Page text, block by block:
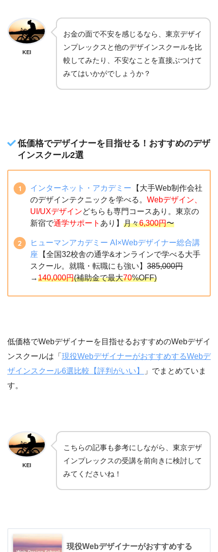
KEI
お金の面で不安を感じるなら、東京デザイ
ンプレックスと他のデザインスクールを比
較してみたり、不安なことを直接ぶつけて
みてはいかがでしょうか？
低価格でデザイナーを目指せる！おすすめのデザ
インスクール2選
インターネット・アカデミー
【大手Web制作会社
のデザインテクニックを学べる。Webデザイン、
UI/UXデザインどちらも専門コースあり。東京の
新宿で通学サポート あり】月々6,300円〜
ヒューマンアカデミー AI×Webデザイナー総合講
座
【全国32校舎の通学&オンラインで学べる大手
スクール。就職・転職にも強い】385,000円
→140,000円(補助金で最大70%OFF)
低価格でWebデザイナーを目指せるおすすめのWebデザイ
ンスクールは「 現役WebデザイナーがおすすめするWebデ
ザインスクール6選比較【評判がいい】
」でまとめていま
す。
KEI
こちらの記事も参考にしながら、東京デザ
インプレックスの受講を前向きに検討して
みてくださいね！
現役Webデザイナーがおすすめする